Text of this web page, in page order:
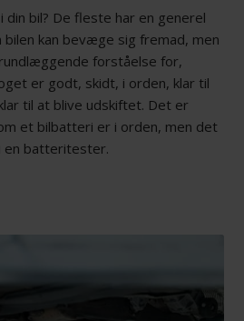
bil? De fleste har en generel
kan bevæge sig fremad, men
forståelse for,
er godt, skidt, i orden, klar til
til at blive udskiftet. Det er
et bilbatteri er i orden, men det
en batteritester.